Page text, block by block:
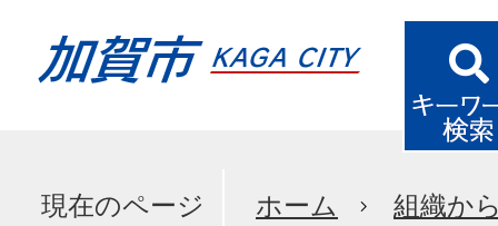
現在のページ ホーム 組織か